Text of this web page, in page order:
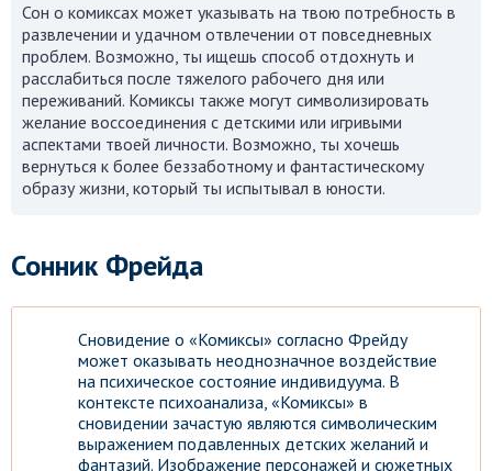
Сон о комиксах может указывать на твою потребность в
развлечении и удачном отвлечении от повседневных
проблем. Возможно, ты ищешь способ отдохнуть и
расслабиться после тяжелого рабочего дня или
переживаний. Комиксы также могут символизировать
желание воссоединения с детскими или игривыми
аспектами твоей личности. Возможно, ты хочешь
вернуться к более беззаботному и фантастическому
образу жизни, который ты испытывал в юности.
Сонник Фрейда
Сновидение о «Комиксы» согласно Фрейду
может оказывать неоднозначное воздействие
на психическое состояние индивидуума. В
контексте психоанализа, «Комиксы» в
сновидении зачастую являются символическим
выражением подавленных детских желаний и
фантазий. Изображение персонажей и сюжетных